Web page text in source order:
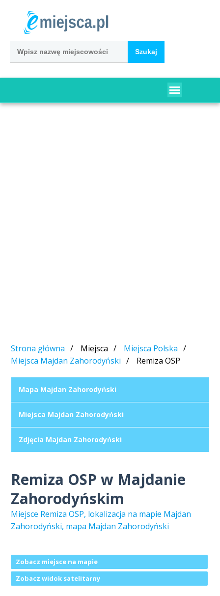
Strona główna Miejsca
Miejsca Polska
Miejsca Majdan Zahorodyński
Remiza OSP
Mapa Majdan Zahorodyński
Miejsca Majdan Zahorodyński
Zdjęcia Majdan Zahorodyński
Remiza OSP w Majdanie
Zahorodyńskim
Miejsce Remiza OSP, lokalizacja na mapie Majdan
Zahorodyński, mapa Majdan Zahorodyński
Zobacz miejsce na mapie
Zobacz widok satelitarny